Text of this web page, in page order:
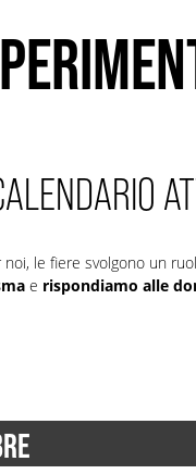
noi, le fiere svolgono un
e rispondiamo alle